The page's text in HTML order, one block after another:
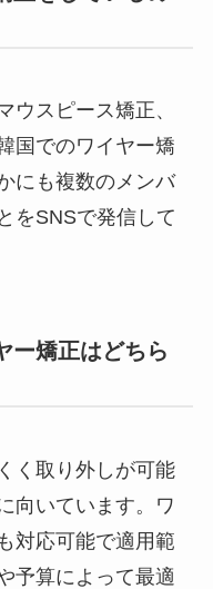
ウスピース矯正、
国でのワイヤー矯
にも複数のメンバ
をSNSで発信して
ー矯正はどちら
く取り外しが可能
向いています。ワ
対応可能で適用範
予算によって最適